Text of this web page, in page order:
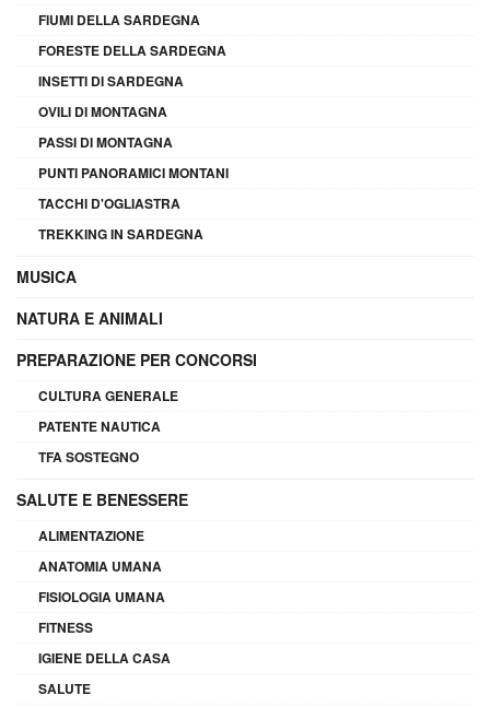
FIUMI DELLA SARDEGNA
FORESTE DELLA SARDEGNA
INSETTI DI SARDEGNA
OVILI DI MONTAGNA
PASSI DI MONTAGNA
PUNTI PANORAMICI MONTANI
TACCHI D'OGLIASTRA
TREKKING IN SARDEGNA
MUSICA
NATURA E ANIMALI
PREPARAZIONE PER CONCORSI
CULTURA GENERALE
PATENTE NAUTICA
TFA SOSTEGNO
SALUTE E BENESSERE
ALIMENTAZIONE
ANATOMIA UMANA
FISIOLOGIA UMANA
FITNESS
IGIENE DELLA CASA
SALUTE